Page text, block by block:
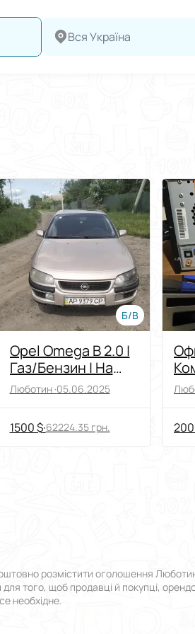
Вся Україна
Б/В
Opel Omega B 2.0 |
Газ/Бензин | На
ходу | Можливий
Люботин ·05.06.2025
1500 $·62224.35 грн.
розмістити оголошення Люботин
того, щоб продавці й покупці,
необхідне.